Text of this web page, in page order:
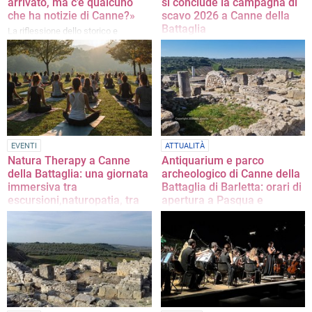
arrivato, ma c’è qualcuno
che ha notizie di Canne?»
La riflessione dello storico e
archivista, Michele Grimaldi
si conclude la campagna di
scavo 2026 a Canne della
Battaglia
Oggi, alle ore 18:30, l’équipe di
ricerca darà comunicazione
pubblica e aperta dei risultati dello
scavo
EVENTI
Natura Therapy a Canne
della Battaglia: una giornata
immersiva tra
escursioni,naturopatia, tra
yoga, Tai Chi,relax e pizzica
ATTUALITÀ
Antiquarium e parco
archeologico di Canne della
Battaglia di Barletta: orari di
apertura a Pasqua e
Pasquetta
Tutte le informazioni utili